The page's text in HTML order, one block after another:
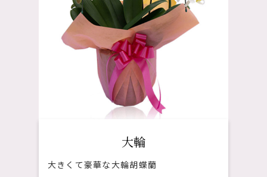
大輪
大きくて豪華な大輪胡蝶蘭